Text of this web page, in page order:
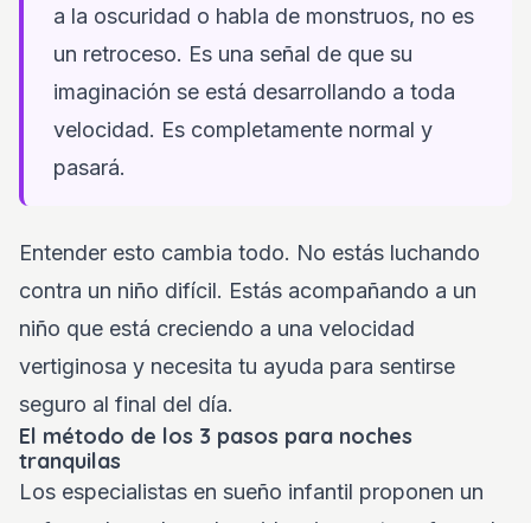
a la oscuridad o habla de monstruos, no es
un retroceso. Es una señal de que su
imaginación se está desarrollando a toda
velocidad. Es completamente normal y
pasará.
Entender esto cambia todo. No estás luchando
contra un niño difícil. Estás acompañando a un
niño que está creciendo a una velocidad
vertiginosa y necesita tu ayuda para sentirse
seguro al final del día.
El método de los 3 pasos para noches
tranquilas
Los especialistas en sueño infantil proponen un